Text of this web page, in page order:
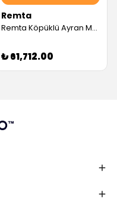
Remta
Remta Köpüklü Ayran Makinesi 35 lt (Servis Garantili)
₺ 61,712.00